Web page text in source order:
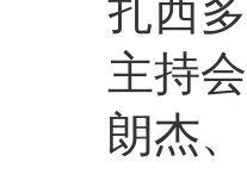
扎西
主持
朗杰